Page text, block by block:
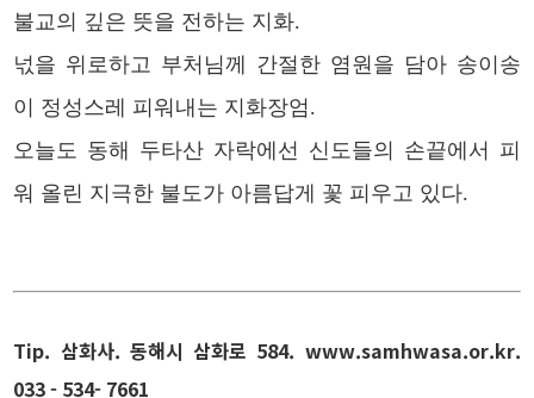
불교의 깊은 뜻을 전하는 지화.
넋을 위로하고 부처님께 간절한 염원을 담아 송이송
이 정성스레 피워내는 지화장엄.
오늘도 동해 두타산 자락에선 신도들의 손끝에서 피
워 올린 지극한 불도가 아름답게 꽃 피우고 있다.
Tip. 삼화사. 동해시 삼화로 584. www.samhwasa.or.kr.
033 - 534- 7661